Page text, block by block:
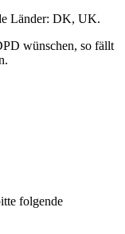
Länder: DK, UK.
wünschen, so fällt
folgende